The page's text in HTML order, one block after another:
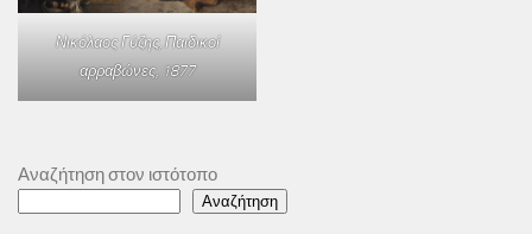
Νικόλαος Γύζης,Παιδικοί
αρραβώνες, 1877
Αναζήτηση στον ιστότοπο
Αναζήτηση